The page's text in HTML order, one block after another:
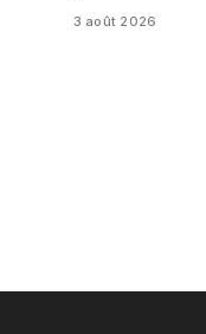
3 août 2026